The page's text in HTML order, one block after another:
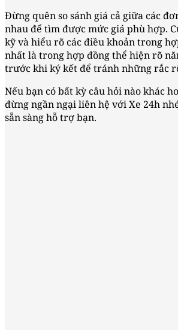
Đừng quên so sánh giá cả giữa các
nhau để tìm được mức giá phù hợp.
kỹ và hiểu rõ các điều khoản trong
nhất là trong hợp đồng thể hiện rõ
trước khi ký kết để tránh những rắc
Nếu bạn có bất kỳ câu hỏi nào khác
đừng ngần ngại liên hệ với Xe 24h
sẵn sàng hỗ trợ bạn.